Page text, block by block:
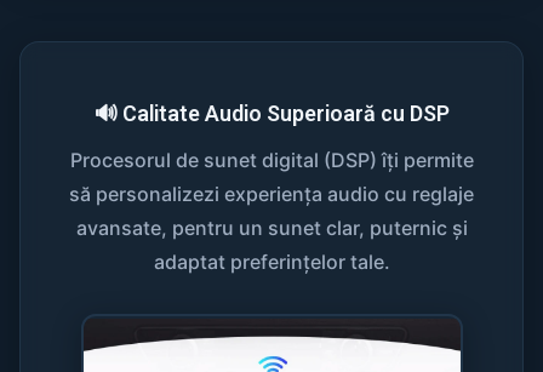
🔊 Calitate Audio Superioară cu DSP
Procesorul de sunet digital (DSP) îți permite
să personalizezi experiența audio cu reglaje
avansate, pentru un sunet clar, puternic și
adaptat preferințelor tale.